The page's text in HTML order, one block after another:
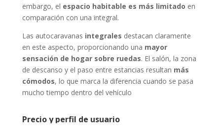
embargo, el espacio habitable es más limitado en
comparación con una integral.
Las autocaravanas integrales destacan claramente
en este aspecto, proporcionando una mayor
sensación de hogar sobre ruedas. El salón, la zona
de descanso y el paso entre estancias resultan más
cómodos, lo que marca la diferencia cuando se pasa
mucho tiempo dentro del vehículo
Precio y perfil de usuario